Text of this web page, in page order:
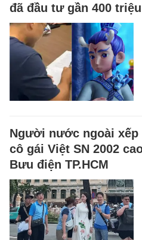
đã đầu tư gần 400
Người nước ngoài xếp
cô gái Việt SN 2002
Bưu điện TP.HCM